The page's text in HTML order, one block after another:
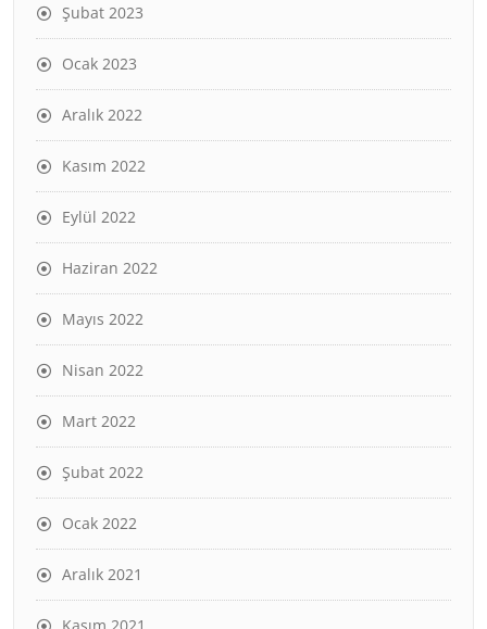
Şubat 2023
Ocak 2023
Aralık 2022
Kasım 2022
Eylül 2022
Haziran 2022
Mayıs 2022
Nisan 2022
Mart 2022
Şubat 2022
Ocak 2022
Aralık 2021